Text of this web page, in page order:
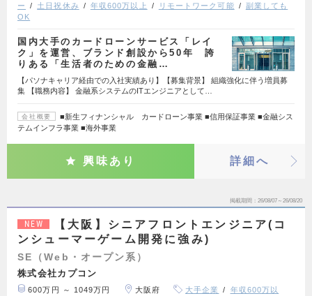
ー
土日祝休み 年収600万以上 リモートワーク可能
副業しても
OK
国内大手のカードローンサービス「レイ
ク」を運営、ブランド創設から50年 誇
りある「生活者のための金融…
【パソナキャリア経由での入社実績あり】【募集背景】 組織強化に伴う増員募
集 【職務内容】 金融系システムのITエンジニアとして…
会社概要
■新生フィナンシャル カードローン事業 ■信用保証事業 ■金融シス
テムインフラ事業 ■海外事業
興味あり 詳細へ
掲載期間 26/08/07～26/08/20
NEW
【大阪】シニアフロントエンジニア(コ
ンシューマーゲーム開発に強み)
SE（Web・オープン系）
株式会社カプコン
600万円 ～ 1049万円 大阪府 大手企業
年収600万以